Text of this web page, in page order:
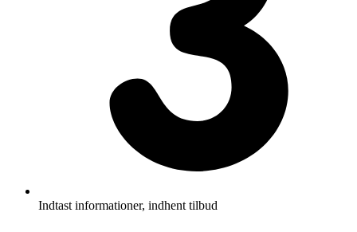
Indtast informationer, indhent tilbud